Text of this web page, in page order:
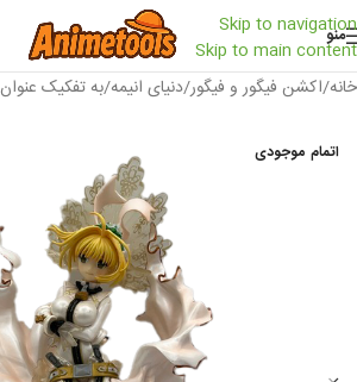
Skip to navigation
Skip to main content
منو
خانه/اکشن فیگور و فیگور/دنیای انیمه/به تفکیک عنوان
اتمام موجودی